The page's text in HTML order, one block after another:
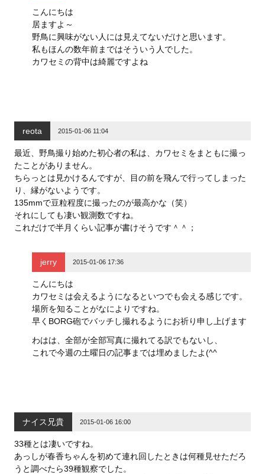
こんにちは
居ますよ～
野鳥に興味がない人には見えてないだけと思います。
私もほんの数年前まではそういう人でした。
カワセミの背中は綺麗ですよね
reota 2015-01-06 11:04
最近、野鳥撮り始めた初心者の私は、カワセミをまともに撮っ
たことがありません。
ちらっとは見かけるんですが、目の前を飛んで行ってしまった
り、縁がないようです。
135mmで豆粒程度に撮ったのが最高かな（笑）
それにしても凄い観測数ですね。
これだけで半月くらい記事が書けそうです＾＾；
jerry 2015-01-06 17:36
こんにちは
カワセミは会えるようになるといつでも会える感じです。
場所を知ることがなによりですね。
早くBORG砲でバッチし撮れるようにお祈り申し上げます
わはは、全部が全部写真に撮れてる訳でもないし、
これで今週の土曜日の記事までは埋めましたよ(^^
ナイス兄貴 2015-01-06 16:00
33種とは凄いですね。
あっしが春香ちゃんを初めて連れ回したときは何種見せただろ
うと調べたら39種観察でした。